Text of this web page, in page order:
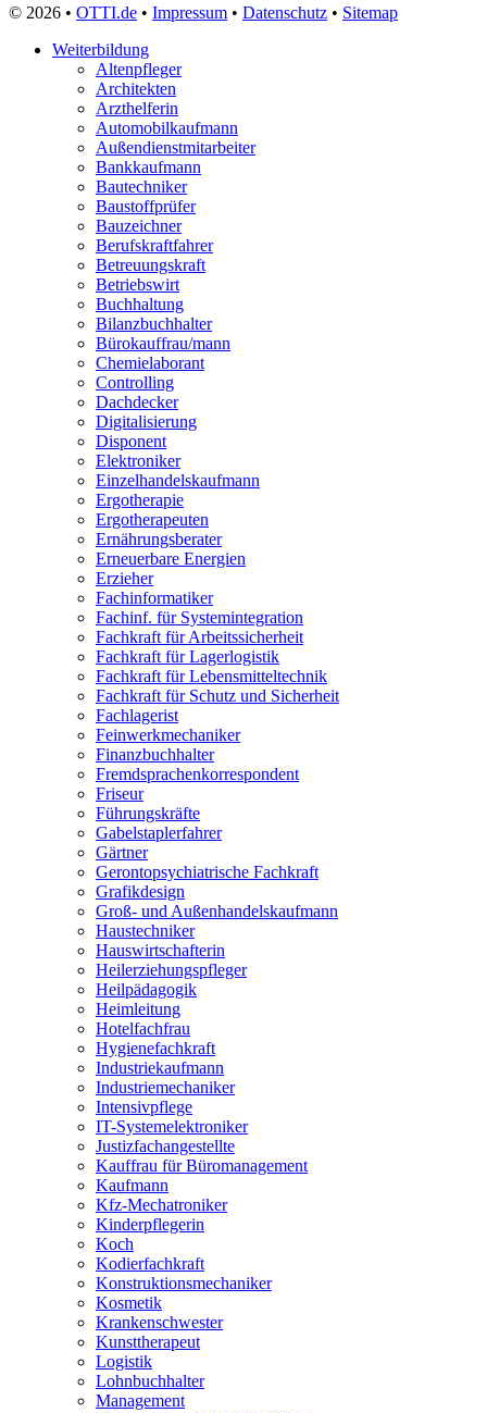
© 2026 • OTTI.de • Impressum • Datenschutz • Sitemap
Weiterbildung
Altenpfleger
Architekten
Arzthelferin
Automobilkaufmann
Außendienstmitarbeiter
Bankkaufmann
Bautechniker
Baustoffprüfer
Bauzeichner
Berufskraftfahrer
Betreuungskraft
Betriebswirt
Buchhaltung
Bilanzbuchhalter
Bürokauffrau/mann
Chemielaborant
Controlling
Dachdecker
Digitalisierung
Disponent
Elektroniker
Einzelhandelskaufmann
Ergotherapie
Ergotherapeuten
Ernährungsberater
Erneuerbare Energien
Erzieher
Fachinformatiker
Fachinf. für Systemintegration
Fachkraft für Arbeitssicherheit
Fachkraft für Lagerlogistik
Fachkraft für Lebensmitteltechnik
Fachkraft für Schutz und Sicherheit
Fachlagerist
Feinwerkmechaniker
Finanzbuchhalter
Fremdsprachenkorrespondent
Friseur
Führungskräfte
Gabelstaplerfahrer
Gärtner
Gerontopsychiatrische Fachkraft
Grafikdesign
Groß- und Außenhandelskaufmann
Haustechniker
Hauswirtschafterin
Heilerziehungspfleger
Heilpädagogik
Heimleitung
Hotelfachfrau
Hygienefachkraft
Industriekaufmann
Industriemechaniker
Intensivpflege
IT-Systemelektroniker
Justizfachangestellte
Kauffrau für Büromanagement
Kaufmann
Kfz-Mechatroniker
Kinderpflegerin
Koch
Kodierfachkraft
Konstruktionsmechaniker
Kosmetik
Krankenschwester
Kunsttherapeut
Logistik
Lohnbuchhalter
Management